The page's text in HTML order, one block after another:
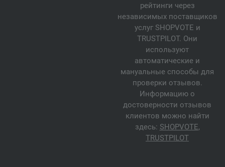
рейтинги через
независимых поставщиков
услуг SHOPVOTE и
TRUSTPILOT. Они
используют
автоматические и
мануальные способы для
проверки отзывов.
Информацию о
достоверности отзывов
клиентов можно найти
здесь: SHOPVOTE,
TRUSTPILOT